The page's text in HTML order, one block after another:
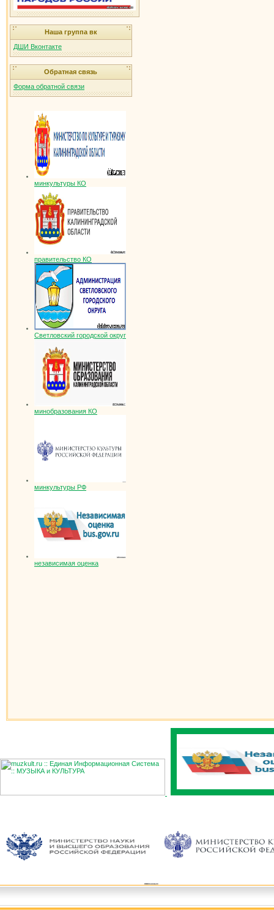
Наша группа вк
ДШИ Вконтакте
Обратная связь
Форма обратной связи
минкультуры КО
правительство КО
Светловский городской округ
минобразования КО
минкультуры РФ
независимая оценка